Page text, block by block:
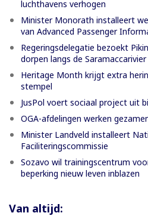
luchthavens verhogen
Minister Monorath installeert
van Advanced Passenger
Regeringsdelegatie bezoekt
dorpen langs de Saramaccarivier
Heritage Month krijgt extra
stempel
JusPol voert sociaal project uit
OGA-afdelingen werken
Minister Landveld installeert
Faciliteringscommissie
Sozavo wil trainingscentrum
beperking nieuw leven inblazen
Van altijd: